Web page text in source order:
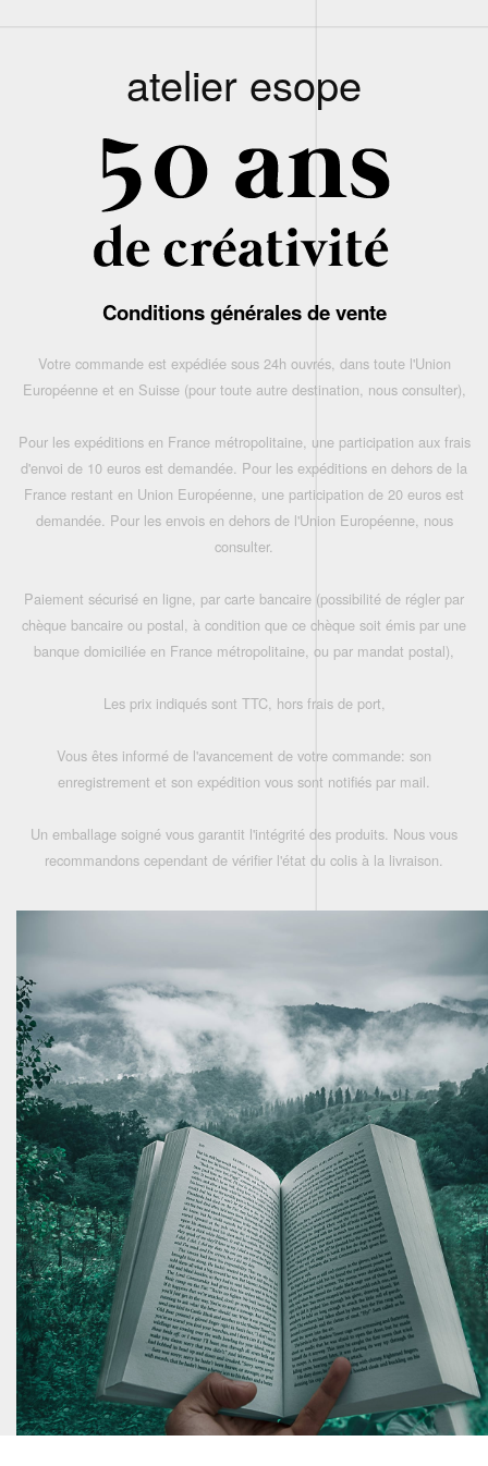
atelier esope
Conditions générales de vente
Votre commande est expédiée sous 24h ouvrés, dans toute l'Union
Européenne et en Suisse (pour toute autre destination, nous consulter),
Pour les expéditions en France métropolitaine, une participation aux frais
d'envoi de 10 euros est demandée. Pour les expéditions en dehors de la
France restant en Union Européenne, une participation de 20 euros est
demandée. Pour les envois en dehors de l'Union Européenne, nous
consulter.
Paiement sécurisé en ligne, par carte bancaire (possibilité de régler par
chèque bancaire ou postal, à condition que ce chèque soit émis par une
banque domiciliée en France métropolitaine, ou par mandat postal),
Les prix indiqués sont TTC, hors frais de port,
Vous êtes informé de l'avancement de votre commande: son
enregistrement et son expédition vous sont notifiés par mail.
Un emballage soigné vous garantit l'intégrité des produits. Nous vous
recommandons cependant de vérifier l'état du colis à la livraison.